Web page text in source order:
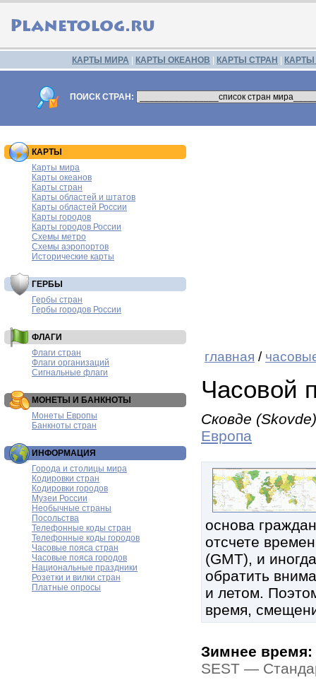
КАРТЫ МИРА КАРТЫ ОКЕАНОВ КАРТЫ СТРАН
ПОИСК СТРАН:
КАРТЫ
Карты мира
Карты океанов
Карты стран
Карты областей и штатов
Карты областей России
Карты городов
Карты городов России
Схемы метро
Схемы аэропортов
Исторические карты
ГЕРБЫ
Гербы стран
Гербы городов России
ФЛАГИ
Флаги стран
Флаги организаций
Сигнальные флаги
МОНЕТЫ И БАНКНОТЫ
Монеты Европы
Банкноты стран
ИНФОРМАЦИЯ
Города и столицы мира
Кодировки стран
Кодировки городов
Музеи России
Необычные страны
Посольства
Телефонные коды стран
Телефонные коды городов
Часовые пояса стран
Часовые пояса городов
Национальные праздники
Розетки и вилки стран
Платные опросы
главная /
Часовой
Сковде (Skovde)
Европа
основа
отсчете
(GMT), и
обратить
и летом.
время,
Зимнее время:
SEST —